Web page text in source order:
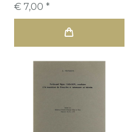
€ 7,00 *